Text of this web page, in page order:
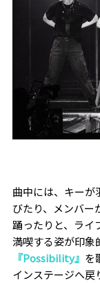
曲中には、キーが
びたり、メンバー
踊ったりと、ライ
満喫する姿が印
『Possibility』 を
インステージへ戻